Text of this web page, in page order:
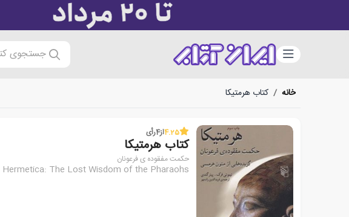
دسته‌بندی جستجوی
خانه / کتاب هرمتیکا
4.25از4رأی
کتاب هرمتیکا
حکمت مفقوده ی فرعونان
Hermetica: The Lost Wisdom of the Pharaohs